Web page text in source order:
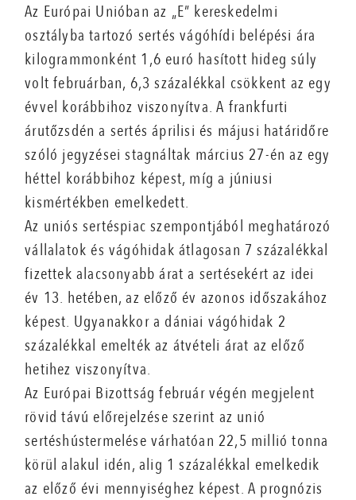
Az Európai Unióban az „E” kereskedelmi
osztályba tartozó sertés vágóhídi belépési ára
kilogrammonként 1,6 euró hasított hideg súly
volt februárban, 6,3 százalékkal csökkent az egy
évvel korábbihoz viszonyítva. A frankfurti
árutőzsdén a sertés áprilisi és májusi határidőre
szóló jegyzései stagnáltak március 27-én az egy
héttel korábbihoz képest, míg a júniusi
kismértékben emelkedett.
Az uniós sertéspiac szempontjából meghatározó
vállalatok és vágóhidak átlagosan 7 százalékkal
fizettek alacsonyabb árat a sertésekért az idei
év 13. hetében, az előző év azonos időszakához
képest. Ugyanakkor a dániai vágóhidak 2
százalékkal emelték az átvételi árat az előző
hetihez viszonyítva.
Az Európai Bizottság február végén megjelent
rövid távú előrejelzése szerint az unió
sertéshústermelése várhatóan 22,5 millió tonna
körül alakul idén, alig 1 százalékkal emelkedik
az előző évi mennyiséghez képest. A prognózis